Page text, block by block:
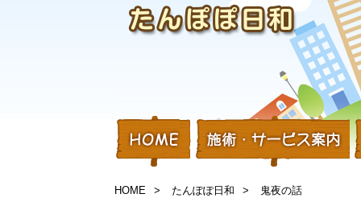
HOME たんぽぽ日和 鬼夜の話